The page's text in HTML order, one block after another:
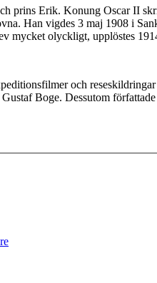
prins Erik. Konung Oscar II
Han vigdes 3 maj 1908 i
mycket olyckligt, upplöstes
och
Boge. Dessutom